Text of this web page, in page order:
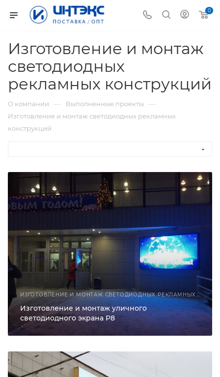
0
Изготовление и монтаж
светодиодных
рекламных конструкций
О компании — Выполненные проекты —
Изготовление и монтаж светодиодных рекламных
конструкций
ИЗГОТОВЛЕНИЕ И МОНТАЖ СВЕТОДИОДНЫХ РЕКЛАМНЫХ КОНСТРУКЦИЙ
Изготовление и монтаж уличного
светодиодного экрана Р8